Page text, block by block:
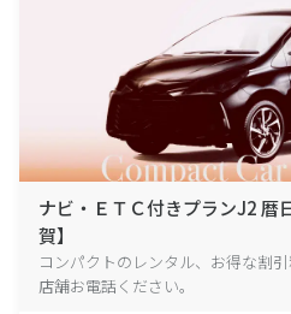
ナビ・ＥＴＣ付きプランJ2 暦
賀】
コンパクトのレンタル、お得な割
店舗お電話ください。